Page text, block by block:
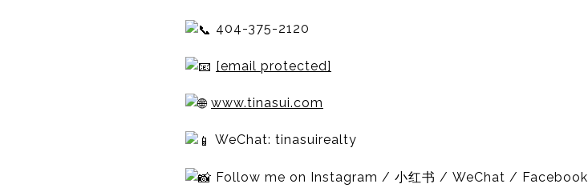
404-375-2120
[email protected]
www.tinasui.com
WeChat: tinasuirealty
Follow me on Instagram / 小红书 / WeChat / Facebook